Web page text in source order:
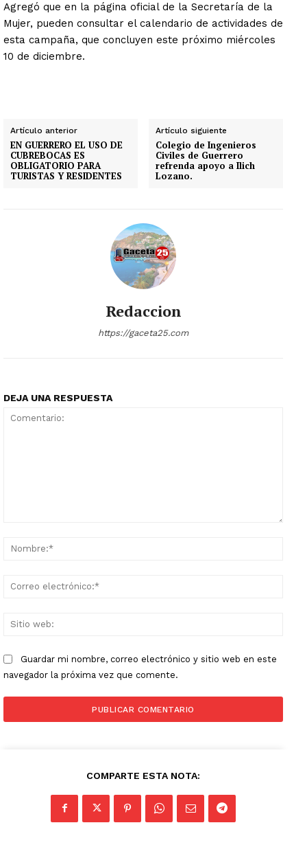
Agregó que en la página oficial de la Secretaría de la
Mujer, pueden consultar el calendario de actividades de
esta campaña, que concluyen este próximo miércoles
10 de diciembre.
Artículo anterior
EN GUERRERO EL USO DE
CUBREBOCAS ES
OBLIGATORIO PARA
TURISTAS Y RESIDENTES
Artículo siguiente
Colegio de Ingenieros
Civiles de Guerrero
refrenda apoyo a Ilich
Lozano.
Redaccion
https://gaceta25.com
DEJA UNA RESPUESTA
Guardar mi nombre, correo electrónico y sitio web en este
navegador la próxima vez que comente.
COMPARTE ESTA NOTA: